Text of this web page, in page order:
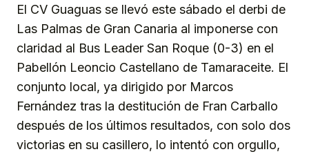
El CV Guaguas se llevó este sábado el derbi de
Las Palmas de Gran Canaria al imponerse con
claridad al Bus Leader San Roque (0-3) en el
Pabellón Leoncio Castellano de Tamaraceite. El
conjunto local, ya dirigido por Marcos
Fernández tras la destitución de Fran Carballo
después de los últimos resultados, con solo dos
victorias en su casillero, lo intentó con orgullo,